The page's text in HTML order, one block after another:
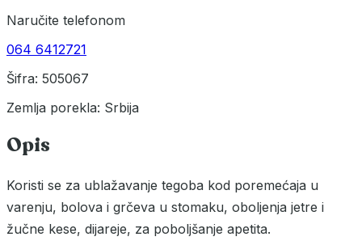
Naručite telefonom
064 6412721
Šifra: 505067
Zemlja porekla: Srbija
Opis
Koristi se za ublažavanje tegoba kod poremećaja u
varenju, bolova i grčeva u stomaku, oboljenja jetre i
žučne kese, dijareje, za poboljšanje apetita.